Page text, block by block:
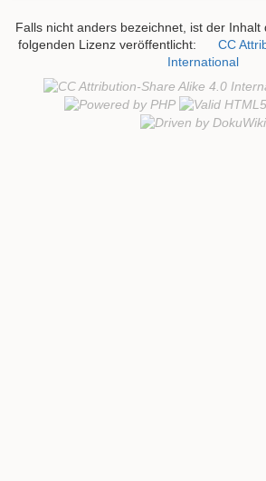
Falls nicht anders bezeichnet, ist der Inhalt
folgenden Lizenz veröffentlicht:
CC
International